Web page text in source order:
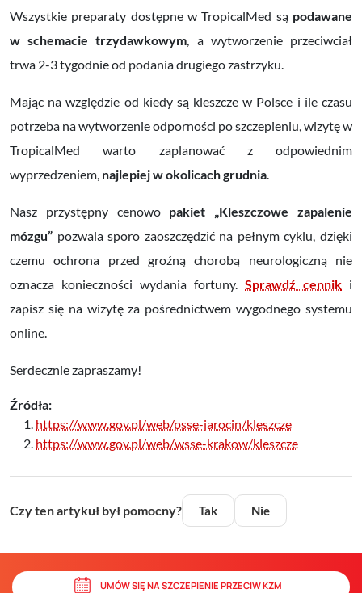
Wszystkie preparaty dostępne w TropicalMed są podawane
w schemacie trzydawkowym, a wytworzenie przeciwciał
trwa 2-3 tygodnie od podania drugiego zastrzyku.
Mając na względzie od kiedy są kleszcze w Polsce i ile czasu
potrzeba na wytworzenie odporności po szczepieniu, wizytę w
TropicalMed warto zaplanować z odpowiednim
wyprzedzeniem, najlepiej w okolicach grudnia.
Nasz przystępny cenowo pakiet „Kleszczowe zapalenie
mózgu” pozwala sporo zaoszczędzić na pełnym cyklu, dzięki
czemu ochrona przed groźną chorobą neurologiczną nie
oznacza konieczności wydania fortuny. Sprawdź cennik i
zapisz się na wizytę za pośrednictwem wygodnego systemu
online.
Serdecznie zapraszamy!
Źródła:
https://www.gov.pl/web/psse-jarocin/kleszcze
https://www.gov.pl/web/wsse-krakow/kleszcze
Czy ten artykuł był pomocny? Tak Nie
UMÓW SIĘ NA SZCZEPIENIE PRZECIW KZM